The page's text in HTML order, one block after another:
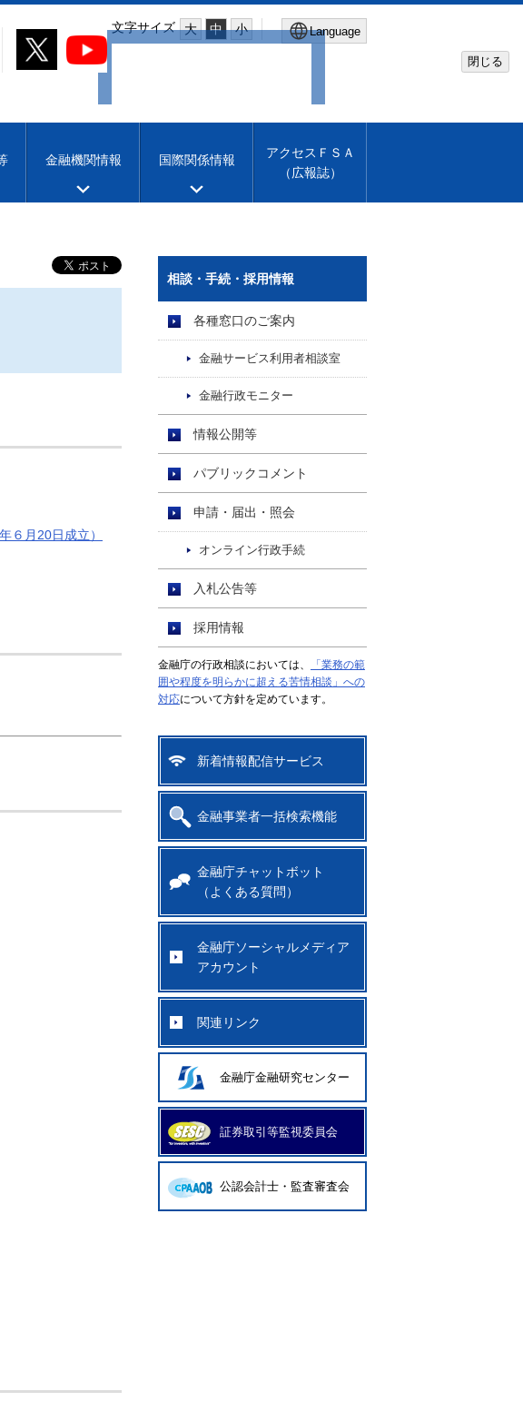
文字サイズ 大 中 小 Language
Machine translation
閉じる
金融機関情報 国際関係情報
アクセスＦＳＡ
（広報誌）
６月20日成立）
相談・手続・採用情報
各種窓口のご案内
金融サービス利用者相談室
金融行政モニター
情報公開等
パブリックコメント
申請・届出・照会
オンライン行政手続
入札公告等
採用情報
金融庁の行政相談においては、
「業務の範
囲や程度を明らかに超える苦情相談」への
対応について方針を定めています。
新着情報配信サービス
金融事業者一括検索機能
金融庁チャットボット
（よくある質問）
金融庁ソーシャルメディア
アカウント
関連リンク
金融庁金融研究センター
証券取引等監視委員会
公認会計士・監査審査会